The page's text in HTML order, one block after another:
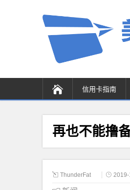
信用卡指南
再也不能撸
ThunderFat 2019-